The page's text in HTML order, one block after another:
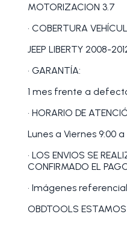
MOTORIZACION 3.7
• COBERTURA
JEEP LIBERTY 2008-
• GARANTÍA:
1 mes frente a
• HORARIO DE
Lunes a Viernes 9:00 a
• LOS ENVIOS SE
CONFIRMADO EL
• Imágenes
OBDTOOLS ESTAMOS